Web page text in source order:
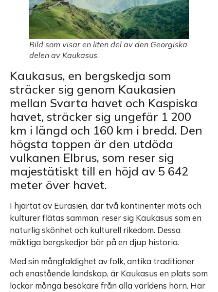
Bild som visar en liten del av den Georgiska
delen av Kaukasus.
Kaukasus, en bergskedja som
sträcker sig genom Kaukasien
mellan Svarta havet och Kaspiska
havet, sträcker sig ungefär 1 200
km i längd och 160 km i bredd. Den
högsta toppen är den utdöda
vulkanen Elbrus, som reser sig
majestätiskt till en höjd av 5 642
meter över havet.
I hjärtat av Eurasien, där två kontinenter möts och
kulturer flätas samman, reser sig Kaukasus som en
naturlig skönhet och kulturell rikedom. Dessa
mäktiga bergskedjor bär på en djup historia.
Med sin mångfaldighet av folk, antika traditioner
och enastående landskap, är Kaukasus en plats som
lockar många besökare från alla världens hörn. Här